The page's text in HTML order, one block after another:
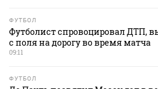
ФУТБОЛ
Футболист спровоцировал ДТП,
с поля на дорогу во время матча
09:11
ФУТБОЛ